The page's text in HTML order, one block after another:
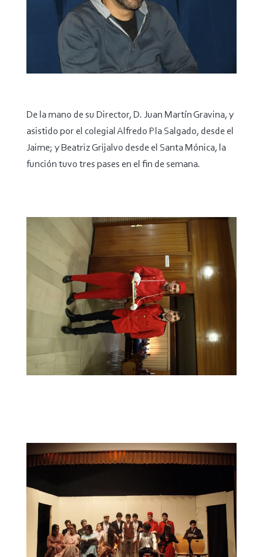
De la mano de su Director, D. Juan Martín Gravina, y
asistido por el colegial Alfredo Pla Salgado, desde el
Jaime; y Beatriz Grijalvo desde el Santa Mónica, la
función tuvo tres pases en el fin de semana.